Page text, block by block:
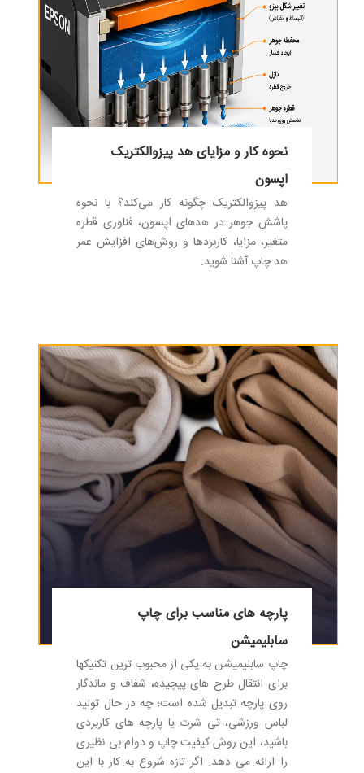
نحوه کار و مزایای هد پیزوالکتریک
اپسون
هد پیزوالکتریک چگونه کار می‌کند؟ با نحوه
پاشش جوهر در هدهای اپسون، فناوری قطره
متغیر، مزایا، کاربردها و روش‌های افزایش عمر
هد چاپ آشنا شوید.
پارچه های مناسب برای چاپ
سابلیمیشن
چاپ سابلیمیشن به یکی از محبوب ترین تکنیکها
برای انتقال طرح های پیچیده، شفاف و ماندگار
روی پارچه تبدیل شده است؛ چه در حال تولید
لباس ورزشی، تی شرت یا پارچه های کاربردی
باشید، این روش کیفیت چاپ و دوام بی نظیری
را ارائه می دهد. اگر تازه شروع به کار با این